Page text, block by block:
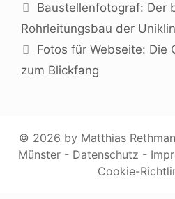
Baustellenfotograf: Der
Rohrleitungsbau der
Fotos für Webseite: Die
zum Blickfang
© 2026 by Matthias
Münster - Datenschutz -
Cookie-